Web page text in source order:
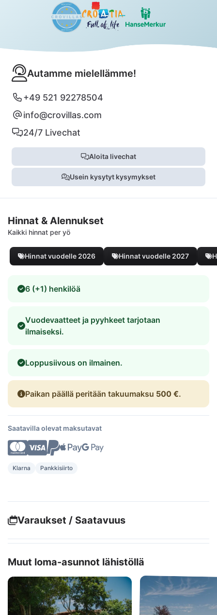
Autamme mielellämme!
+49 521 92278504
info@crovillas.com
24/7 Livechat
Aloita livechat
Usein kysytyt kysymykset
Hinnat & Alennukset
Kaikki hinnat per yö
Hinnat vuodelle 2026 Hinnat vuodelle 2027
6 (+1) henkilöä
Vuodevaatteet ja pyyhkeet tarjotaan
ilmaiseksi.
Loppusiivous on ilmainen.
Paikan päällä peritään takuumaksu 500 €.
Saatavilla olevat maksutavat
Klarna Pankkisiirto
Varaukset / Saatavuus
Muut loma-asunnot lähistöllä